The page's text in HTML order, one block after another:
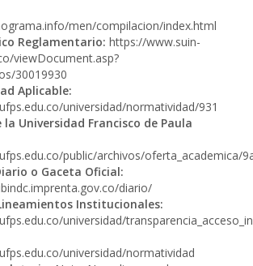
men/compilacion/index.html
Reglamentario: https://www.suin-
viewDocument.asp?
30019930
Aplicable:
universidad/normatividad/931
la Universidad Francisco de Paula
public/archivos/oferta_academica/
o Gaceta Oficial:
diario/
Institucionales:
universidad/
universidad/normatividad